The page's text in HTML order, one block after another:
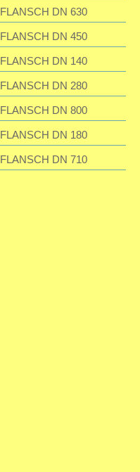
FLANSCH DN 630
FLANSCH DN 450
FLANSCH DN 140
FLANSCH DN 280
FLANSCH DN 800
FLANSCH DN 180
FLANSCH DN 710